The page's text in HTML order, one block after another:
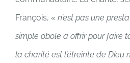
François, « n’est pas une
simple obole à offrir pour faire
la charité est l’étreinte de Dieu